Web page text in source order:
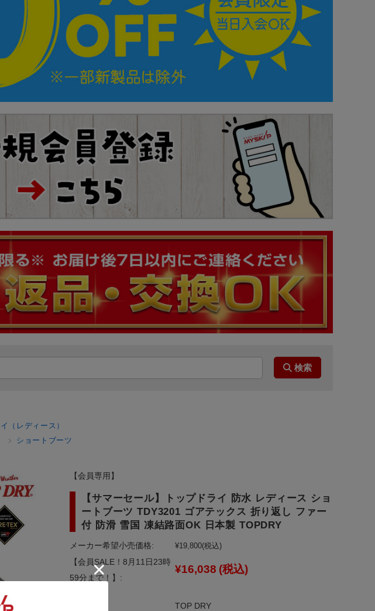
（レディース）
ショートブーツ
【会員専用】
【サマーセール】トップドライ 防水 レディース ショ
ートブーツ TDY3201 ゴアテックス 折り返し ファー
付 防滑 雪国 凍結路面OK 日本製 TOPDRY
メーカー希望小売価格: ¥19,800(税込)
【会員SALE！8月11日23時
59分まで！】:
¥16,038 (税込)
TOP DRY